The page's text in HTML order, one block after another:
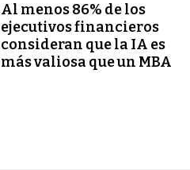
Al menos 86% de los
ejecutivos financieros
consideran que la IA es
más valiosa que un MBA